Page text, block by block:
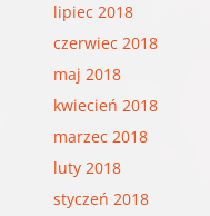
lipiec 2018
czerwiec 2018
maj 2018
kwiecień 2018
marzec 2018
luty 2018
styczeń 2018